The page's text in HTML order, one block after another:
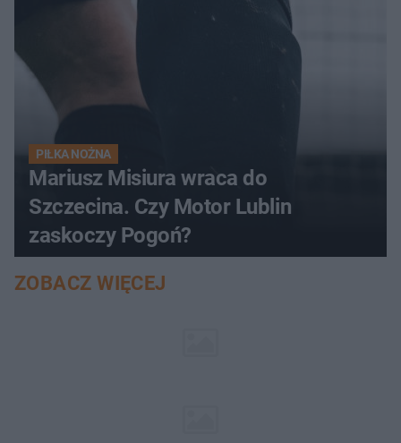
PIŁKA NOŻNA
Mariusz Misiura wraca do
Szczecina. Czy Motor Lublin
zaskoczy Pogoń?
ZOBACZ WIĘCEJ